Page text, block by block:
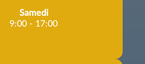
Samedi
9:00 - 17:00